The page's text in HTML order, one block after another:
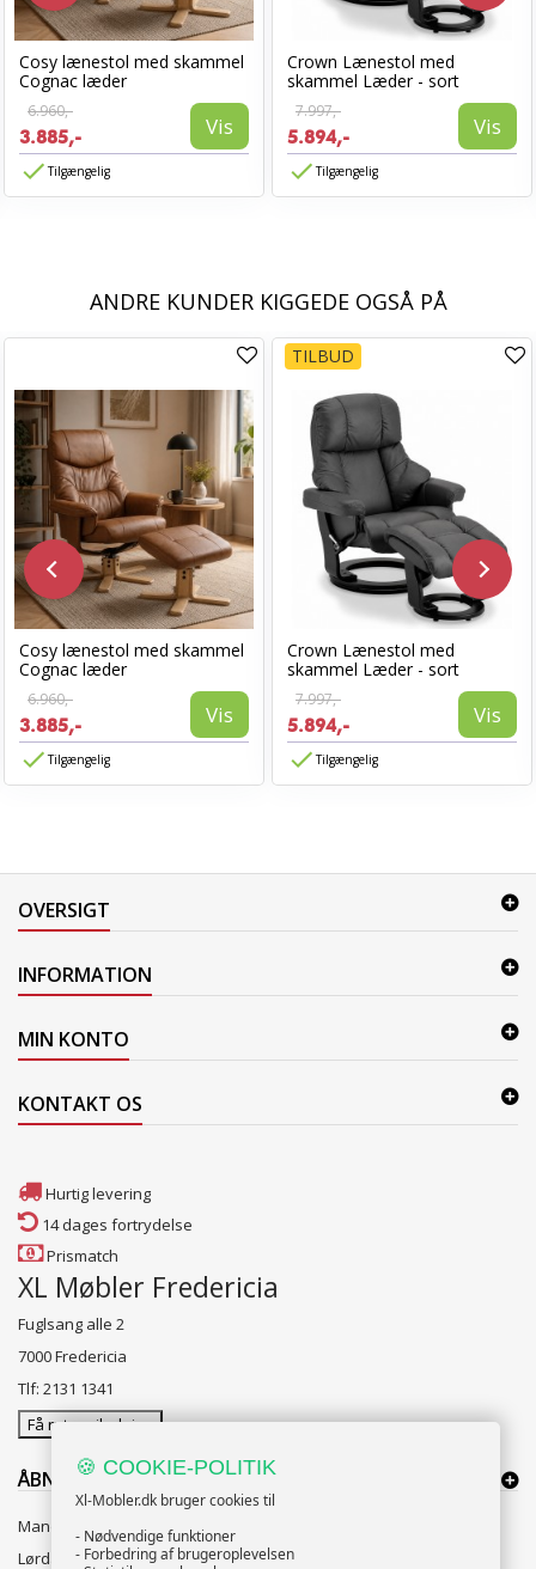
Cosy lænestol med skammel
Cognac læder
6.960,-
3.885,- Vis
Tilgængelig
Crown Lænestol med
skammel Læder - sort
7.997,-
5.894,- Vis
Tilgængelig
ANDRE KUNDER KIGGEDE OGSÅ PÅ
Cosy lænestol med skammel
Cognac læder
6.960,-
3.885,- Vis
Tilgængelig
TILBUD
Crown Lænestol med
skammel Læder - sort
7.997,-
5.894,- Vis
Tilgængelig
OVERSIGT
INFORMATION
MIN KONTO
KONTAKT OS
Hurtig levering
14 dages fortrydelse
Prismatch
XL Møbler Fredericia
Fuglsang alle 2
7000 Fredericia
Tlf: 2131 1341
Få rutevejledning
ÅBNINGSTIDER:
Mandag til Fredag 10:00 til 18:00
Lørdag og Søndag 10:00 til 16:00
🍪 COOKIE-POLITIK
Xl-Mobler.dk bruger cookies til
- Nødvendige funktioner
- Forbedring af brugeroplevelsen